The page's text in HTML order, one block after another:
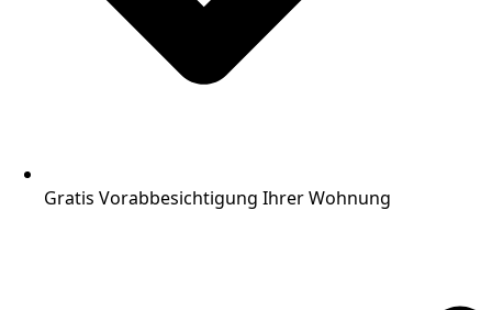
Gratis Vorabbesichtigung Ihrer Wohnung